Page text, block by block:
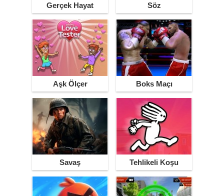
Gerçek Hayat
Simülasyonu
Söz
Aşk Ölçer Boks Maçı
Savaş Tehlikeli Koşu